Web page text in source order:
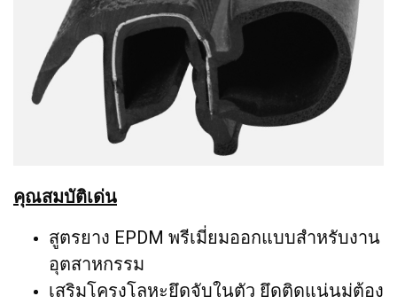
คุณสมบัติเด่น
สูตรยาง EPDM พรีเมี่ยมออกแบบสำหรับงาน
อุตสาหกรรม
เสริมโครงโลหะยึดจับในตัว ยึดติดแน่นม่ต้อง